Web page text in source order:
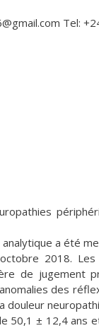
Tel:
a été
2018. Les
de jugement
des
douleur
50,1 ± 12,4 ans